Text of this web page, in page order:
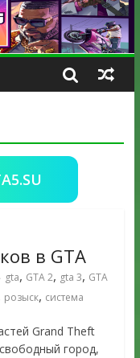
в GTA
gta, GTA 2, gta 3, GTA
розыск, система
Grand Theft
город,